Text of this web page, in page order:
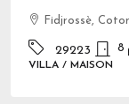
Fidjrossè,
29223 8
VILLA / MAISON